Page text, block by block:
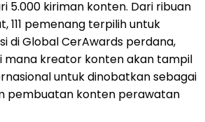
5.000 kiriman konten. Dari ribuan
111 pemenang terpilih untuk
di Global CerAwards perdana,
mana kreator konten akan tampil
untuk dinobatkan sebagai
pembuatan konten perawatan